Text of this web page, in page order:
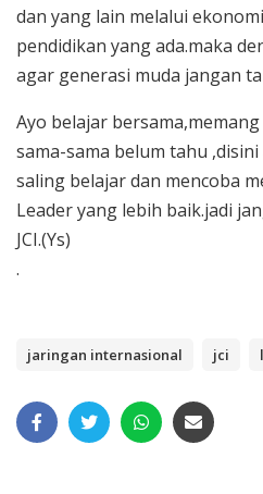
dan yang lain melalui
pendidikan yang ada.maka
agar generasi muda jangan
Ayo belajar
sama-sama belum tahu
saling belajar dan mencoba
Leader yang lebih baik.jadi
JCI.(Ys)
.
jaringan internasional jci